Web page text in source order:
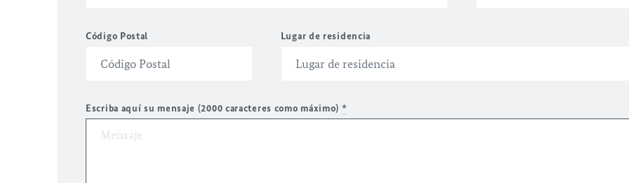
Código Postal Lugar de residencia
Escriba aquí su mensaje (2000 caracteres como máximo) *